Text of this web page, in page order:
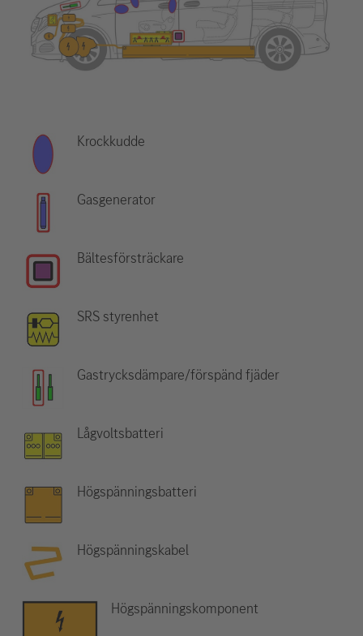
Krockkudde
Gasgenerator
Bältesförsträckare
SRS styrenhet
Gastrycksdämpare/förspänd fjäder
Lågvoltsbatteri
Högspänningsbatteri
Högspänningskabel
Högspänningskomponent